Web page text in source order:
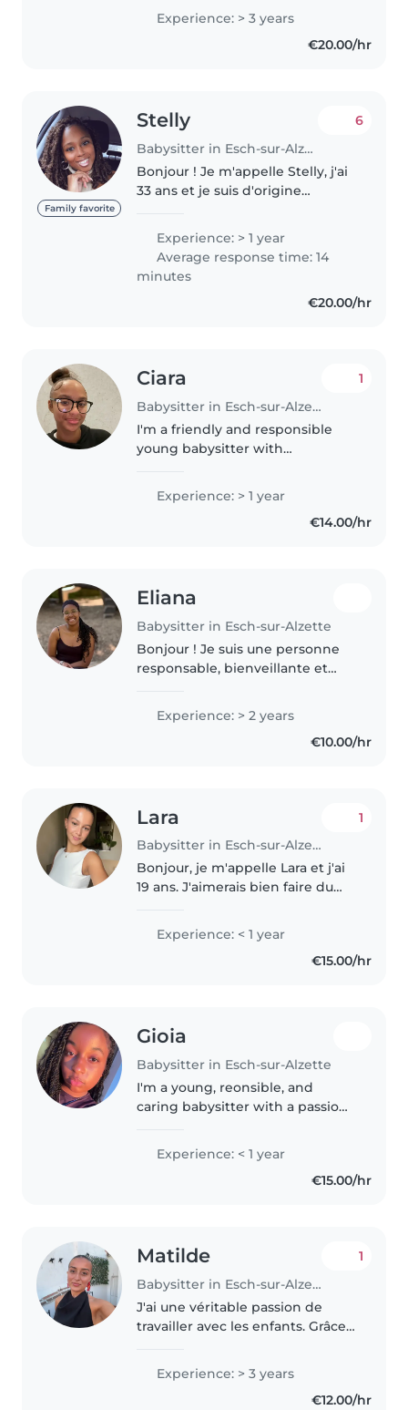
pour devenir educatrice. Je suis
dans ma dernière année
d'études. Je fais beaucoup..
Experience: > 3 years
€20.00/hr
Family favorite
Stelly
Babysitter in Esch-sur-Alzette
6
Bonjour ! Je m'appelle Stelly, j'ai
33 ans et je suis d'origine
les enfants. Malheureusement je
n'ai pas de diplôme dans ce
domaine mais je me suis
toujours..
Experience: > 1 year
Average response time: 14
minutes
€20.00/hr
Ciara
Babysitter in Esch-sur-Alzette
1
I'm a friendly and responsible
young babysitter with
for babies and toddlers. I'm
comfortable with pets, cooking,
chores, and even helping with
Experience: > 1 year
€14.00/hr
Eliana
Babysitter in Esch-sur-Alzette
Bonjour ! Je suis une personne
responsable, bienveillante et
environnement sûr, chaleureux
Experience: > 2 years
€10.00/hr
Lara
Babysitter in Esch-sur-Alzette
1
Bonjour, je m'appelle Lara et j'ai
19 ans. J'aimerais bien faire du
libre. Je pourrais faire des
ateliers, promenades et aussi les
Experience: < 1 year
€15.00/hr
Gioia
Babysitter in Esch-sur-Alzette
I'm a young, reonsible, and
caring babysitter with a passion
comfortable with toddlers,
preschoolers, and
gradeschoolers and have a wide
Experience: < 1 year
€15.00/hr
Matilde
Babysitter in Esch-sur-Alzette
1
J'ai une véritable passion de
travailler avec les enfants. Grâce
aide aux devoirs après l'école, j'ai
appris à accompagner les
Experience: > 3 years
€12.00/hr